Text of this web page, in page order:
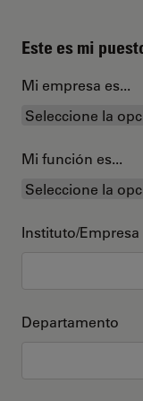
Este es mi
Mi empresa es...
Mi función es...
Instituto/Empresa
Departamento